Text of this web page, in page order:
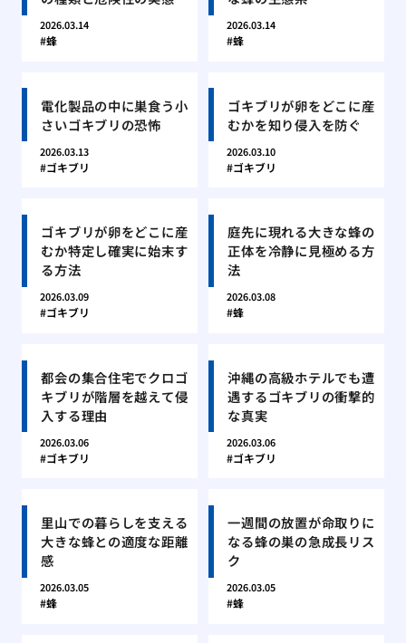
2026.03.14
蜂
2026.03.14
蜂
電化製品の中に巣食う小
さいゴキブリの恐怖
2026.03.13
ゴキブリ
ゴキブリが卵をどこに産
むかを知り侵入を防ぐ
2026.03.10
ゴキブリ
ゴキブリが卵をどこに産
むか特定し確実に始末す
る方法
2026.03.09
ゴキブリ
庭先に現れる大きな蜂の
正体を冷静に見極める方
法
2026.03.08
蜂
都会の集合住宅でクロゴ
キブリが階層を越えて侵
入する理由
2026.03.06
ゴキブリ
沖縄の高級ホテルでも遭
遇するゴキブリの衝撃的
な真実
2026.03.06
ゴキブリ
里山での暮らしを支える
大きな蜂との適度な距離
感
2026.03.05
蜂
一週間の放置が命取りに
なる蜂の巣の急成長リス
ク
2026.03.05
蜂